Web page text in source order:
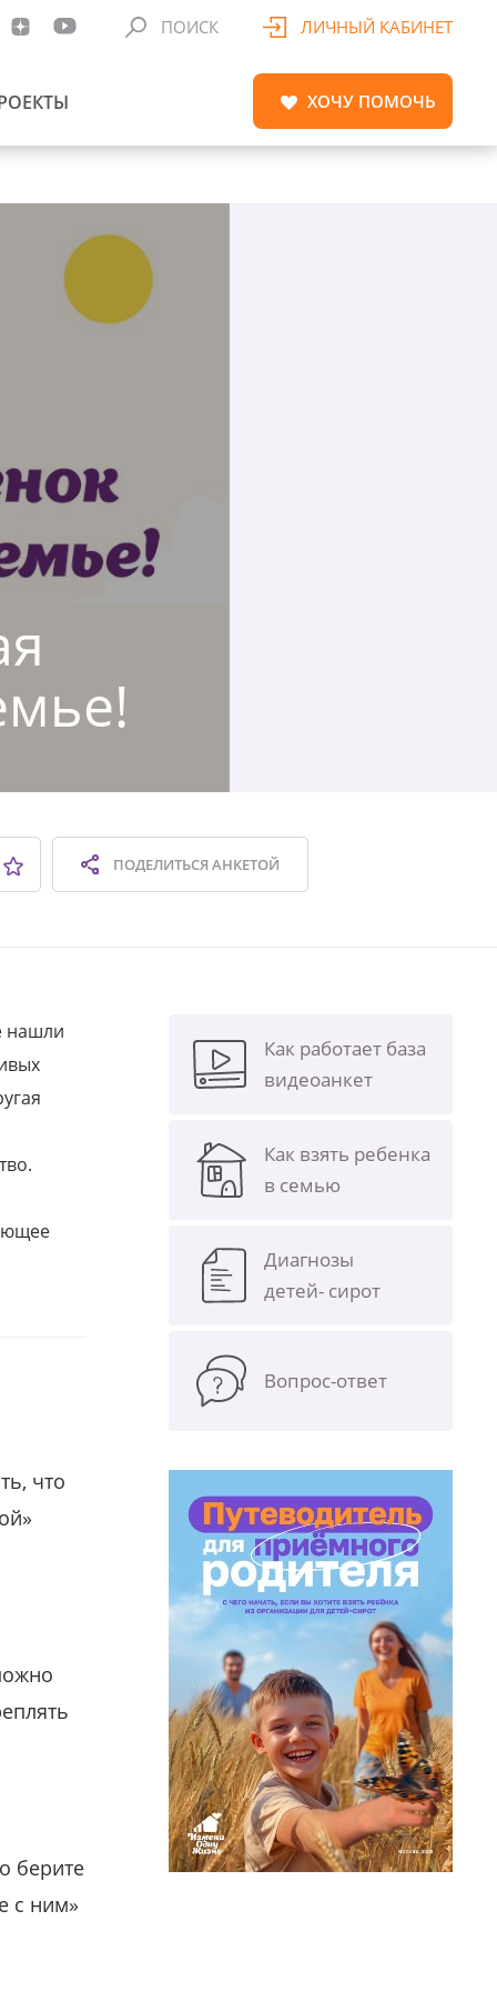
ПОИСК ЛИЧНЫЙ КАБИНЕТ
ХОЧУ ПОМОЧЬ
ПОДЕЛИТЬСЯАНКЕТОЙ
нашли
что
берите
с ним»
Как работает база
видеоанкет
Как взять ребенка
в семью
Диагнозы
детей- сирот
Вопрос-ответ